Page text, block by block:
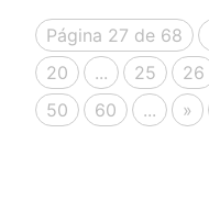
Página 27 de 68
20
... 25 26
50
60 ... »